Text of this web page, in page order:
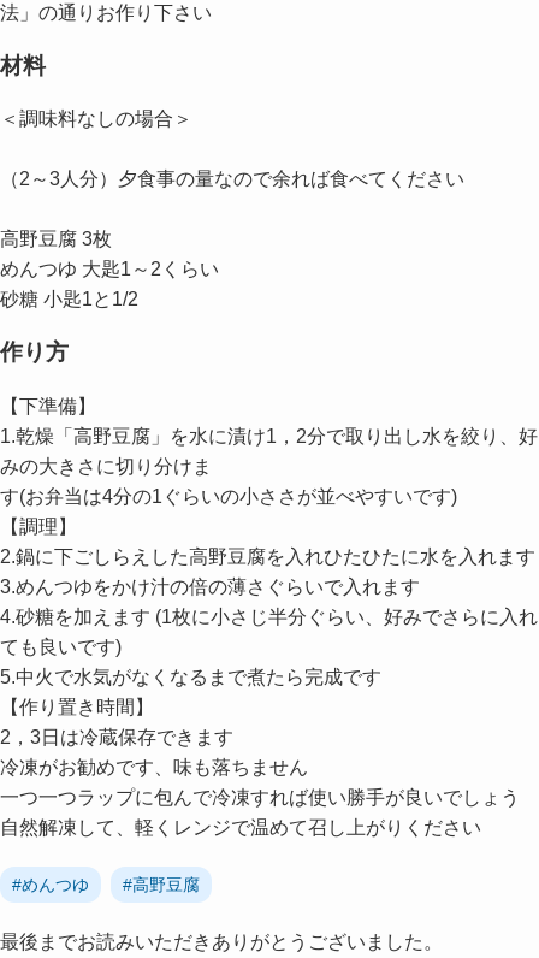
法」の通りお作り下さい
材料
＜調味料なしの場合＞
（2～3人分）夕食事の量なので余れば食べてください
高野豆腐 3枚
めんつゆ 大匙1～2くらい
砂糖 小匙1と1/2
作り方
【下準備】
1.乾燥「高野豆腐」を水に漬け1，2分で取り出し水を絞り、好
みの大きさに切り分けま
す(お弁当は4分の1ぐらいの小ささが並べやすいです)
【調理】
2.鍋に下ごしらえした高野豆腐を入れひたひたに水を入れます
3.めんつゆをかけ汁の倍の薄さぐらいで入れます
4.砂糖を加えます (1枚に小さじ半分ぐらい、好みでさらに入れ
ても良いです)
5.中火で水気がなくなるまで煮たら完成です
【作り置き時間】
2，3日は冷蔵保存できます
冷凍がお勧めです、味も落ちません
一つ一つラップに包んで冷凍すれば使い勝手が良いでしょう
自然解凍して、軽くレンジで温めて召し上がりください
#めんつゆ #高野豆腐
最後までお読みいただきありがとうございました。